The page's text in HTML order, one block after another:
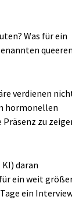
Was für ein
queeren
verdienen
hormonellen
zu
daran
ein weit
ein